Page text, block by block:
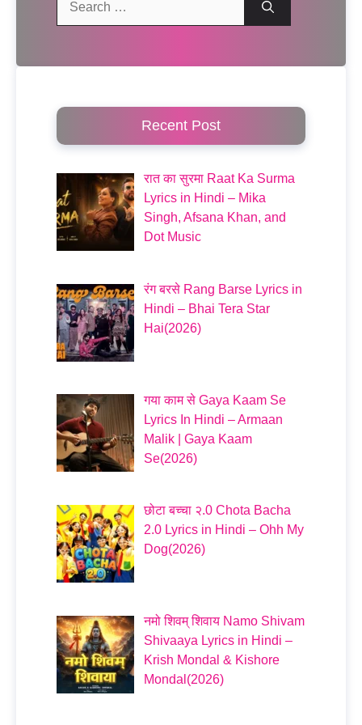
Recent Post
रात का सुरमा Raat Ka Surma
Lyrics in Hindi – Mika
Singh, Afsana Khan, and
Dot Music
रंग बरसे Rang Barse Lyrics in
Hindi – Bhai Tera Star
Hai(2026)
गया काम से Gaya Kaam Se
Lyrics In Hindi – Armaan
Malik | Gaya Kaam
Se(2026)
छोटा बच्चा २.0 Chota Bacha
2.0 Lyrics in Hindi – Ohh My
Dog(2026)
नमो शिवम् शिवाय Namo Shivam
Shivaaya Lyrics in Hindi –
Krish Mondal & Kishore
Mondal(2026)